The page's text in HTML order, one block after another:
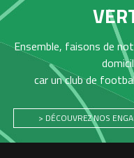
Ensemble, faisons de
car un club de
> DÉCOUVREZ NOS